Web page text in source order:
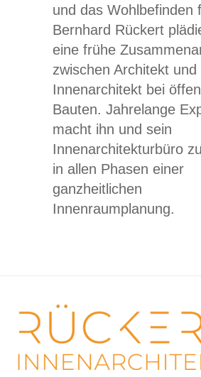
und das Wohlbefinden
Bernhard Rückert
eine frühe
zwischen Architekt und
Innenarchitekt bei
Bauten. Jahrelange
macht ihn und sein
Innenarchitekturbüro
in allen Phasen einer
ganzheitlichen
Innenraumplanung.